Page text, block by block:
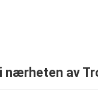
nærheten av